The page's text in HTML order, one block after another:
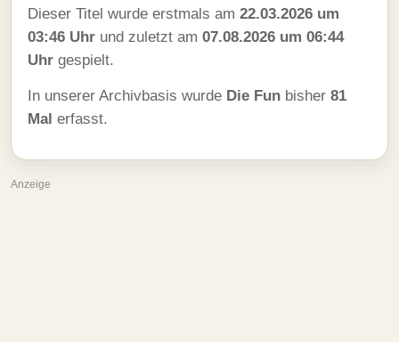
Dieser Titel wurde erstmals am 22.03.2026 um
03:46 Uhr und zuletzt am 07.08.2026 um 06:44
Uhr gespielt.
In unserer Archivbasis wurde Die Fun bisher 81
Mal erfasst.
Anzeige